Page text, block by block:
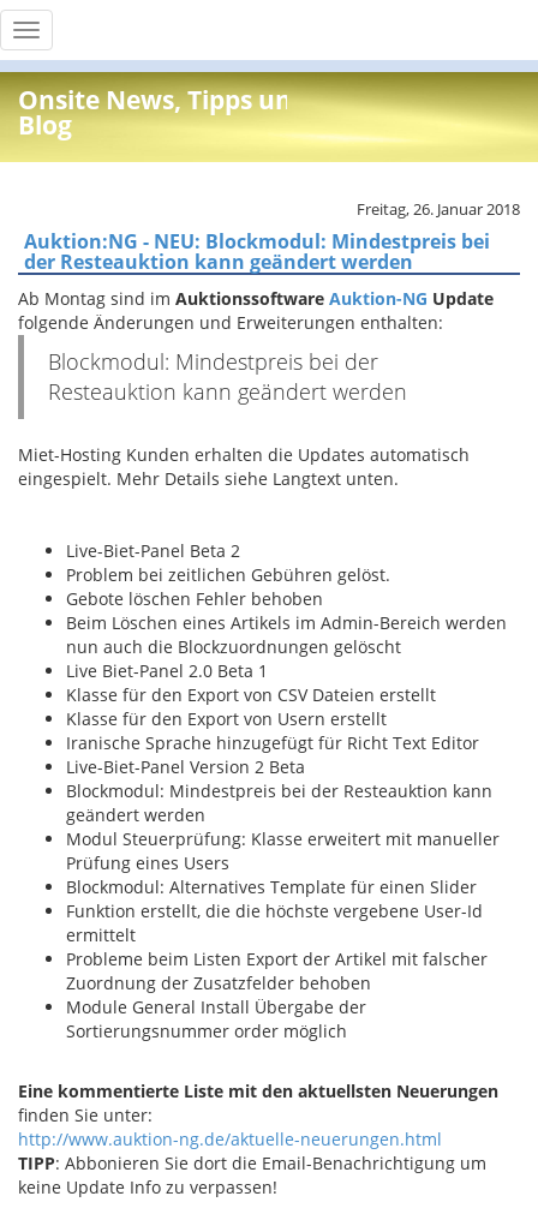
Toggle
navigation
Onsite News, Tipps und Info
Blog
Freitag, 26. Januar 2018
Auktion:NG - NEU: Blockmodul: Mindestpreis bei
der Resteauktion kann geändert werden
Ab Montag sind im Auktionssoftware Auktion-NG Update
folgende Änderungen und Erweiterungen enthalten:
Blockmodul: Mindestpreis bei der
Resteauktion kann geändert werden
Miet-Hosting Kunden erhalten die Updates automatisch
eingespielt. Mehr Details siehe Langtext unten.
Live-Biet-Panel Beta 2
Problem bei zeitlichen Gebühren gelöst.
Gebote löschen Fehler behoben
Beim Löschen eines Artikels im Admin-Bereich werden
nun auch die Blockzuordnungen gelöscht
Live Biet-Panel 2.0 Beta 1
Klasse für den Export von CSV Dateien erstellt
Klasse für den Export von Usern erstellt
Iranische Sprache hinzugefügt für Richt Text Editor
Live-Biet-Panel Version 2 Beta
Blockmodul: Mindestpreis bei der Resteauktion kann
geändert werden
Modul Steuerprüfung: Klasse erweitert mit manueller
Prüfung eines Users
Blockmodul: Alternatives Template für einen Slider
Funktion erstellt, die die höchste vergebene User-Id
ermittelt
Probleme beim Listen Export der Artikel mit falscher
Zuordnung der Zusatzfelder behoben
Module General Install Übergabe der
Sortierungsnummer order möglich
Eine kommentierte Liste mit den aktuellsten Neuerungen
finden Sie unter:
http://www.auktion-ng.de/aktuelle-neuerungen.html
TIPP: Abbonieren Sie dort die Email-Benachrichtigung um
keine Update Info zu verpassen!